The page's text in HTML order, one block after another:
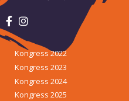
Kongress 2022
Kongress 2023
Kongress 2024
Kongress 2025